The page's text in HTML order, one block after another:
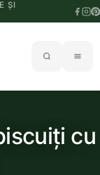
ȘI
cu